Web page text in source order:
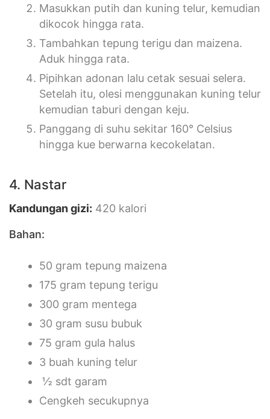
Masukkan putih dan kuning telur, kemudian
dikocok hingga rata.
Tambahkan tepung terigu dan maizena.
Aduk hingga rata.
Pipihkan adonan lalu cetak sesuai selera.
Setelah itu, olesi menggunakan kuning telur
kemudian taburi dengan keju.
Panggang di suhu sekitar 160° Celsius
hingga kue berwarna kecokelatan.
4. Nastar
Kandungan gizi: 420 kalori
Bahan:
50 gram tepung maizena
175 gram tepung terigu
300 gram mentega
30 gram susu bubuk
75 gram gula halus
3 buah kuning telur
½ sdt garam
Cengkeh secukupnya